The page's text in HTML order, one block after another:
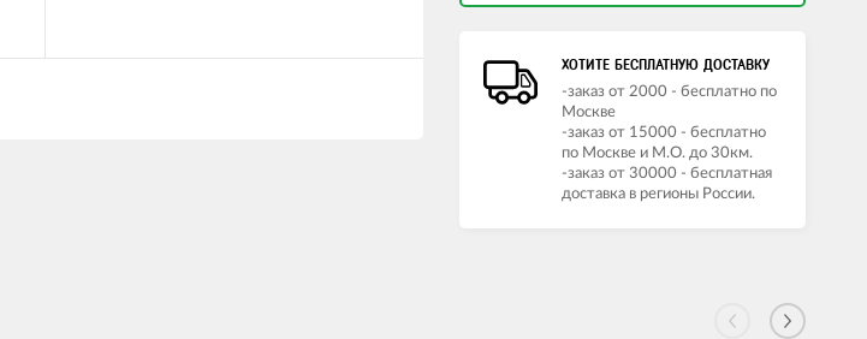
ХОТИТЕ БЕСПЛАТНУЮ ДОСТАВКУ
-заказ от 2000 - бесплатно по
Москве
-заказ от 15000 - бесплатно
по Москве и М.О. до 30км.
-заказ от 30000 - бесплатная
доставка в регионы России.